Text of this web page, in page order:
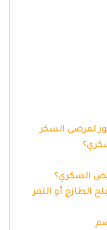
لمرضى السكر
السكري؟
الطازج أو التمر